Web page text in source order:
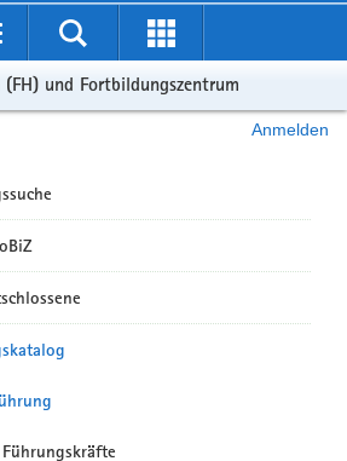
und Fortbildungszentrum
Anmelden
Führungskräfte